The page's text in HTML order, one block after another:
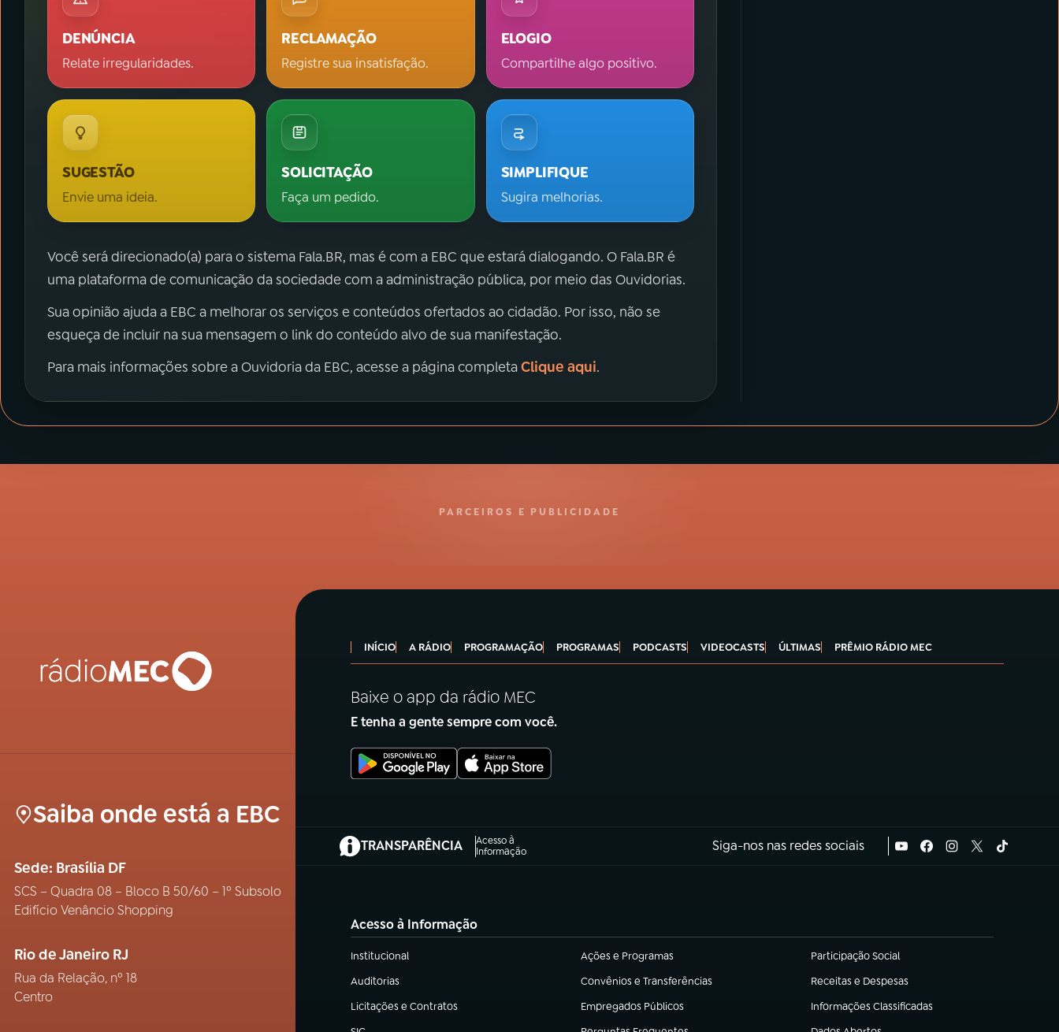
DENÚNCIA
Relate irregularidades.
RECLAMAÇÃO
Registre sua insatisfação.
ELOGIO
Compartilhe algo positivo.
SUGESTÃO
Envie uma ideia.
SOLICITAÇÃO
Faça um pedido.
SIMPLIFIQUE
Sugira melhorias.
Você será direcionado(a) para o sistema Fala.BR, mas é com a EBC que estará dialogando. O Fala.BR é
uma plataforma de comunicação da sociedade com a administração pública, por meio das Ouvidorias.
Sua opinião ajuda a EBC a melhorar os serviços e conteúdos ofertados ao cidadão. Por isso, não se
esqueça de incluir na sua mensagem o link do conteúdo alvo de sua manifestação.
Para mais informações sobre a Ouvidoria da EBC, acesse a página completaClique aqui.
PARCEIROS E PUBLICIDADE
Saiba onde está a EBC
Sede: Brasília DF
SCS – Quadra 08 – Bloco B 50/60 – 1º Subsolo
Edifício Venâncio Shopping
Rio de Janeiro RJ
Rua da Relação, nº 18
Centro
INÍCIO A RÁDIO PROGRAMAÇÃO PROGRAMAS PODCASTS VIDEOCASTS ÚLTIMAS PRÊMIO RÁDIO MEC
Baixe o app da rádio MEC
E tenha a gente sempre com você.
TRANSPARÊNCIA
Acesso à
Informação
(abre em nova aba) Siga-nos nas redes sociais
Acesso à Informação
Institucional
(abre em nova aba) Ações e Programas
(abre em nova aba) Participação Social
(abre em nova aba)
Auditorias
(abre em nova aba) Convênios e Transferências
(abre em nova aba) Receitas e Despesas
(abre em nova aba)
Licitações e Contratos
(abre em nova aba) Empregados Públicos
(abre em nova aba) Informações Classificadas
(abre em nova aba)